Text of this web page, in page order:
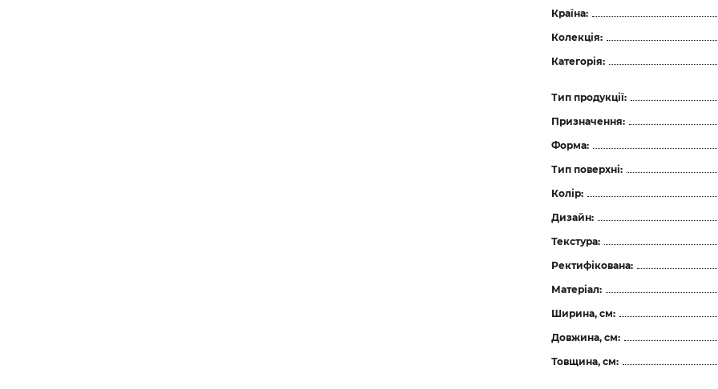
Країна:
Колекція:
Категорія:
Тип продукції:
Призначення:
Форма:
Тип поверхні:
Колір:
Дизайн:
Текстура:
Ректифікована:
Матеріал:
Ширина, см:
Довжина, см:
Товщина, см: